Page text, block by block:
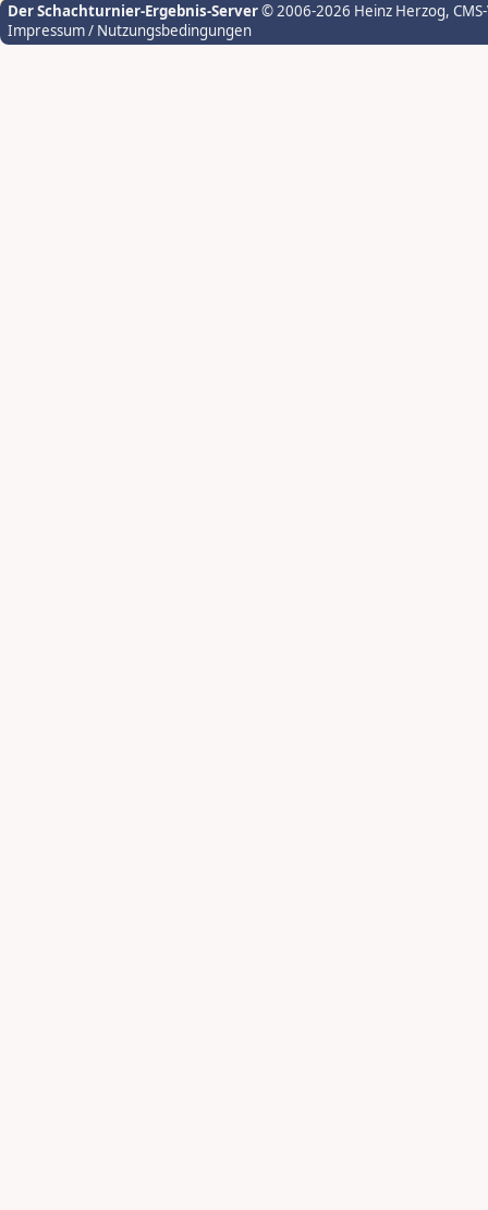
Der Schachturnier-Ergebnis-Server© 2006-2026 Heinz Herzog,
Impressum / Nutzungsbedingungen